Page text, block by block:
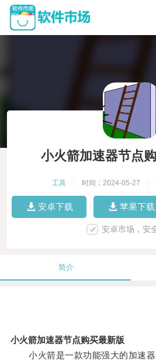
小火箭加速器节点
工具 时间：2024-05-27
安卓下载 苹果下载
安卓市场，安
简介
小火箭加速器节点购买最新版
小火箭是一款功能强大的加速器